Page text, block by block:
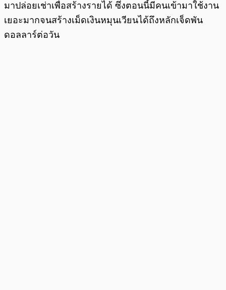
มาปล่อยเช่าเพื่อสร้างรายได้ ซึ่งตอนนี้มีคนเข้ามาใช้งาน
เยอะมากจนสร้างเม็ดเงินหมุนเวียนได้ถึงหลักเจ็ดพัน
ดอลลาร์ต่อวัน